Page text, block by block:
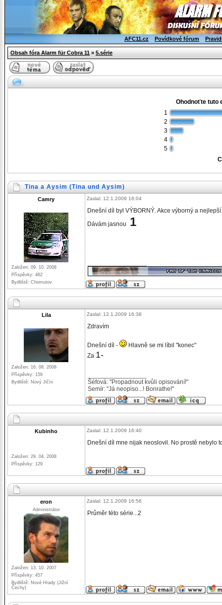
AFC11.cz Povídkové fórum
Obsah fóra Alarm für Cobra 11 » 5.série
Ohodnoťte tuto
1
2
3
4
5
Tina a Aysim (Tina und Aysim)
Camry
Založen: 09. 10. 2008
Příspěvky: 462
Bydliště: Chomutov
Zaslal: 12.1.2009 16:04
Dnešní díl byl VÝBORNÝ. Akce výborný a
Dávám jasnou
1
Lila
Založen: 16. 08. 2008
Příspěvky: 159
Bydliště: Nový Jičín
Zaslal: 12.1.2009 16:38
Zdravím
Dnešní díl -
Hlavně se mi líbil "konec"
Za 1-
Šéfová: "Propadnout kvůli opisování!"
Semír: "Já neopiso...! Bonrathe!"
Kubinho
Založen: 29. 04. 2008
Příspěvky: 129
Zaslal: 12.1.2009 16:40
Dnešní díl mne nijak neoslovil. No prostě nebylo
eron
Administrátor
Založen: 13. 10. 2007
Příspěvky: 457
Bydliště: Nové Hrady (Jižní
Čechy)
Zaslal: 12.1.2009 16:56
Průměr této série...2